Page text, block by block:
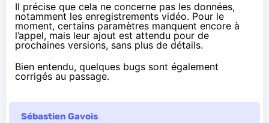
Il précise que cela ne concerne pas les données,
notamment les enregistrements vidéo. Pour le
moment, certains paramètres manquent encore à
l’appel, mais leur ajout est attendu pour de
prochaines versions, sans plus de détails.
Bien entendu, quelques bugs sont également
corrigés au passage.
Sébastien Gavois